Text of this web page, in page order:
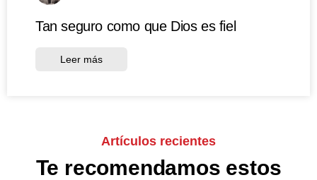
Tan seguro como que Dios es fiel
Leer más
Artículos recientes
Te recomendamos estos